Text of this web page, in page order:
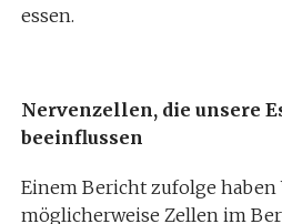
essen.
Nervenzellen, die unsere
beeinflussen
Einem Bericht zufolge haben
möglicherweise Zellen im